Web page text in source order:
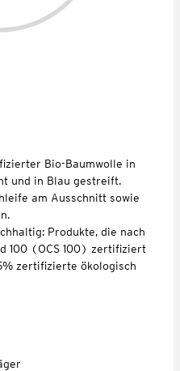
Bio-Baumwolle in
und in Blau gestreift.
am Ausschnitt sowie
Produkte, die nach
100 (OCS 100) zertifiziert
zertifizierte ökologisch